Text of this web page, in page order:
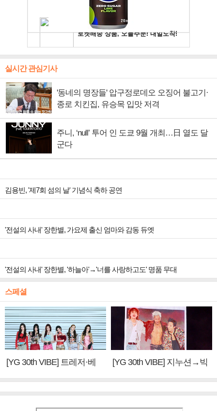
실시간 관심기사
'동네의 명장들' 압구정로데오 오징어 불고기·
종로 치킨집, 유승목 입맛 저격
주니, ‘null’ 투어 인 도쿄 9월 개최…日 열도 달
군다
김용빈, '제7회 섬의 날' 기념식 축하 공연
'전설의 사내' 장한별, 가요제 출신 엄마와 감동 듀엣
'전설의 사내' 장한별, '하늘아'→'너를 사랑하고도' 명품 무대
스페셜
[YG 30th VIBE] 트레저·베
[YG 30th VIBE] 지누션→빅